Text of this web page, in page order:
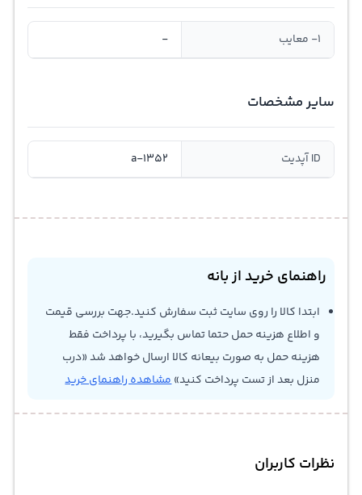
1- معایب -
سایر مشخصات
ID آپدیت a-1352
راهنمای خرید از بانه
ابتدا کالا را روی سایت ثبت سفارش کنید.جهت بررسی قیمت
و اطلاع هزینه حمل حتما تماس بگیرید، با پرداخت فقط
هزینه حمل به صورت بیعانه کالا ارسال خواهد شد «درب
منزل بعد از تست پرداخت کنید»مشاهده راهنمای خرید
نظرات کاربران